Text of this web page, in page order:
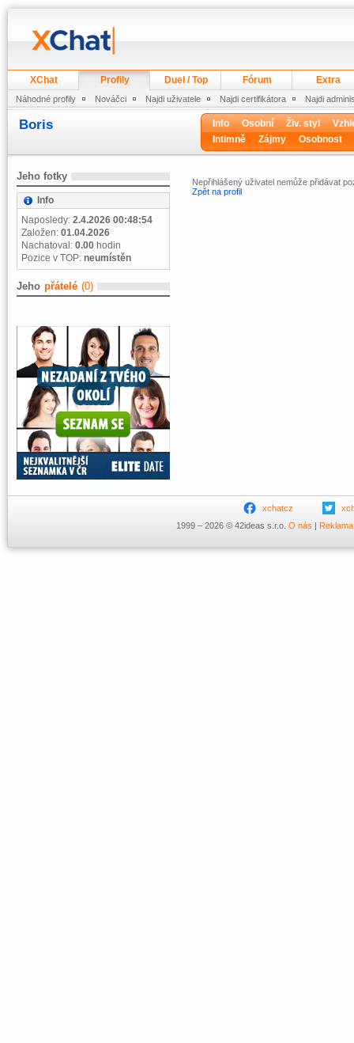
XChat Profily Duel / Top Fórum Extra
Náhodné profily Nováčci Najdi uživatele Najdi certifikátora Najdi
Boris Info Osobní Živ. styl
Intimně
Zájmy Osobnost
Jeho fotky
Info
Naposledy: 2.4.2026 00:48:54
Založen: 01.04.2026
Nachatoval: 0.00 hodin
Pozice v TOP: neumístěn
Jeho přátelé (0)
Nepřihlášený uživatel nemůže přidávat
Zpět na profil
xchatcz
1999 – 2026 © 42ideas s.r.o. O nás | Reklama